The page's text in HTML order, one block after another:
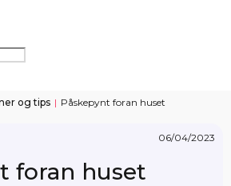
og tips | Påskepynt foran huset
06/04/2023
foran huset